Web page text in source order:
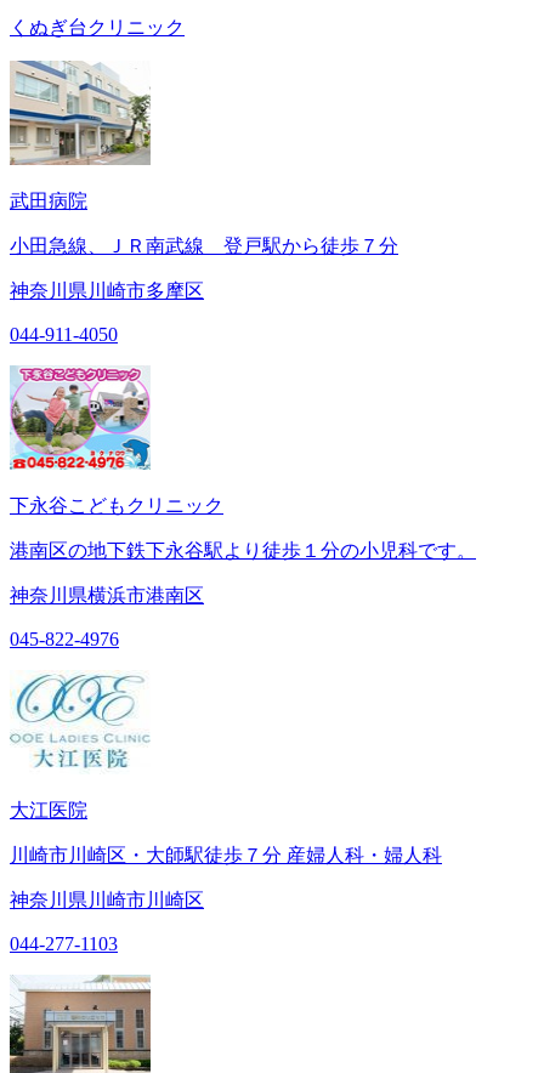
くぬぎ台クリニック
武田病院
小田急線、ＪＲ南武線 登戸駅から徒歩７分
神奈川県川崎市多摩区
044-911-4050
下永谷こどもクリニック
港南区の地下鉄下永谷駅より徒歩１分の小児科です。
神奈川県横浜市港南区
045-822-4976
大江医院
川崎市川崎区・大師駅徒歩７分 産婦人科・婦人科
神奈川県川崎市川崎区
044-277-1103